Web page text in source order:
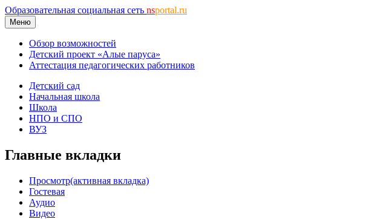
Образовательная социальная сеть nsportal.ru
Меню
Обзор возможностей
Детский проект «Алые паруса»
Аттестация педагогических работников
Детский сад
Начальная школа
Школа
НПО и СПО
ВУЗ
Главные вкладки
Просмотр(активная вкладка)
Гостевая
Аудио
Видео